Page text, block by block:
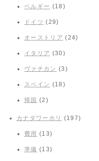
ベルギー (18)
ドイツ (29)
オーストリア (24)
イタリア (30)
ヴァチカン (3)
スペイン (18)
帰国 (2)
カナダワーホリ (197)
費用 (13)
準備 (13)